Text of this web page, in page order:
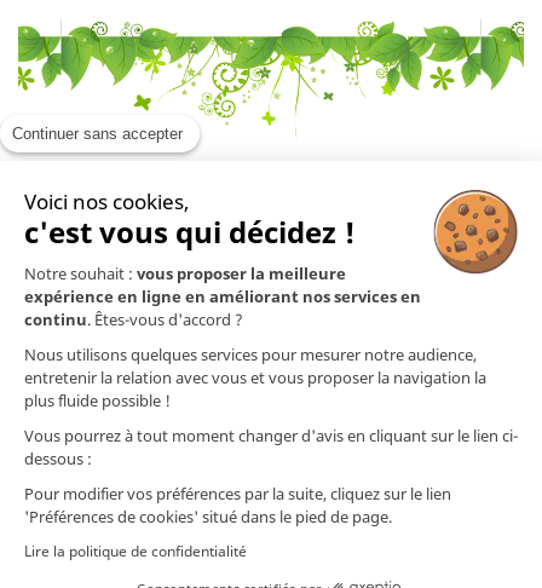
Continuer sans accepter
Voici nos cookies,
c'est vous qui décidez !
Notre souhait : vous proposer la meilleure
expérience en ligne en améliorant nos services en
continu. Êtes-vous d'accord ?
Nous utilisons quelques services pour mesurer notre audience,
entretenir la relation avec vous et vous proposer la navigation la
plus fluide possible !
Vous pourrez à tout moment changer d'avis en cliquant sur le lien ci-
dessous :
Pour modifier vos préférences par la suite, cliquez sur le lien
'Préférences de cookies' situé dans le pied de page.
Lire la politique de confidentialité
En savoir plus 
Mentions légales
Nos produits
Contact
Nos préparations ne sont pas des médicaments (selon l'article L.5111-1 du Code
de la Santé Publique). Les informations (techniques et commerciales) présentes
sur ce site ou dans nos documents ainsi que nos conseils prodigués quant à
l'utilisation de nos préparations ne dispensent nullement d'un diagnostic
médical ou vétérinaire. Les informations que nous communiquons quant aux